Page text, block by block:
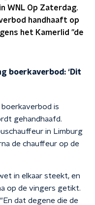
WNL Op Zaterdag.
handhaaft op
het Kamerlid "de
boerkaverbod: ‘Dit
is
gehandhaafd.
in Limburg
de chauffeur op de
in elkaar steekt, en
op de vingers getikt.
dat degene die de